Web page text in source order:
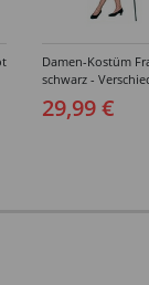
Damen-Kostüm
schwarz -
Größen (34-48)
29,99 €